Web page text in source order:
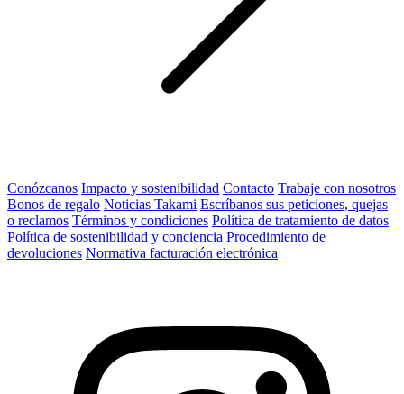
Conózcanos Impacto y sostenibilidad Contacto Trabaje con nosotros
Bonos de regalo Noticias Takami Escríbanos sus peticiones, quejas
o reclamos Términos y condiciones Política de tratamiento de datos
Política de sostenibilidad y conciencia Procedimiento de
devoluciones Normativa facturación electrónica